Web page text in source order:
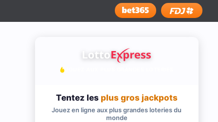
Installer
Tentez les plus gros jackpots
Jouez en ligne aux plus grandes loteries du
monde